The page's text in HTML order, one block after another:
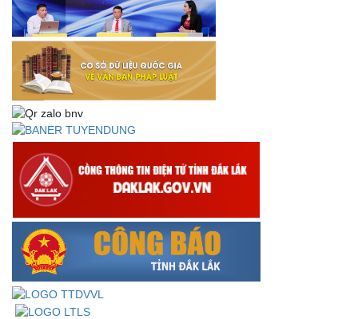
Thư chúc mừng của Bộ trưởng Bộ Nội vụ nhân dịp kỷ
niệm 78 năm Ngày thành lập Bộ Nội vụ, Ngày truyền
thống ngành Tổ chức nhà nước (28/8/1945-28/8/2023)
Thông báo về việc đăng tải Bộ câu hỏi và gợi ý trả lời Hội
thi dân vận khéo năm 2023